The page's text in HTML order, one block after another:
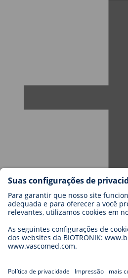
Carreiras na BIOTRONIK
Níveis de carreira
Candidatura
Oportunidades de carreira